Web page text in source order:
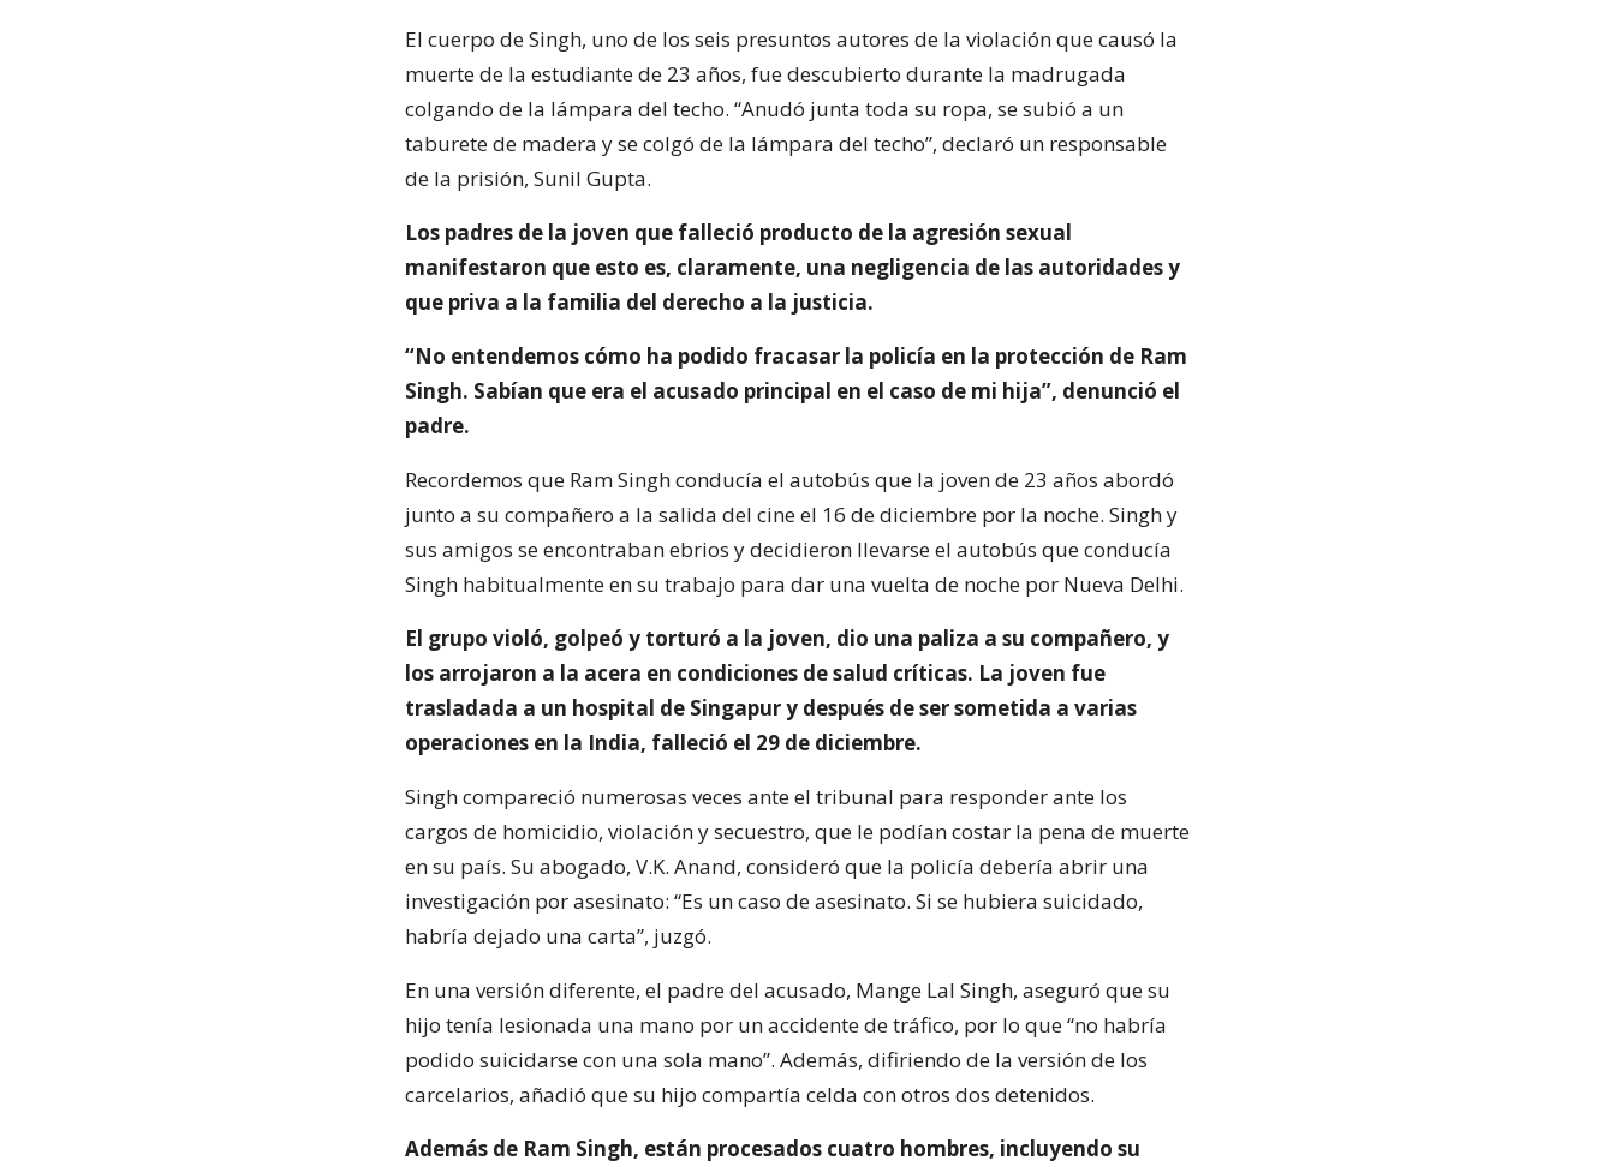
El cuerpo de Singh, uno de los seis presuntos autores de la violación que causó la
muerte de la estudiante de 23 años, fue descubierto durante la madrugada
colgando de la lámpara del techo. “Anudó junta toda su ropa, se subió a un
taburete de madera y se colgó de la lámpara del techo”, declaró un responsable
de la prisión, Sunil Gupta.
Los padres de la joven que falleció producto de la agresión sexual
manifestaron que esto es, claramente, una negligencia de las autoridades y
que priva a la familia del derecho a la justicia.
“No entendemos cómo ha podido fracasar la policía en la protección de Ram
Singh. Sabían que era el acusado principal en el caso de mi hija”, denunció el
padre.
Recordemos que Ram Singh conducía el autobús que la joven de 23 años abordó
junto a su compañero a la salida del cine el 16 de diciembre por la noche. Singh y
sus amigos se encontraban ebrios y decidieron llevarse el autobús que conducía
Singh habitualmente en su trabajo para dar una vuelta de noche por Nueva Delhi.
El grupo violó, golpeó y torturó a la joven, dio una paliza a su compañero, y
los arrojaron a la acera en condiciones de salud críticas. La joven fue
trasladada a un hospital de Singapur y después de ser sometida a varias
operaciones en la India, falleció el 29 de diciembre.
Singh compareció numerosas veces ante el tribunal para responder ante los
cargos de homicidio, violación y secuestro, que le podían costar la pena de muerte
en su país. Su abogado, V.K. Anand, consideró que la policía debería abrir una
investigación por asesinato: “Es un caso de asesinato. Si se hubiera suicidado,
habría dejado una carta”, juzgó.
En una versión diferente, el padre del acusado, Mange Lal Singh, aseguró que su
hijo tenía lesionada una mano por un accidente de tráfico, por lo que “no habría
podido suicidarse con una sola mano”. Además, difiriendo de la versión de los
carcelarios, añadió que su hijo compartía celda con otros dos detenidos.
Además de Ram Singh, están procesados cuatro hombres, incluyendo su